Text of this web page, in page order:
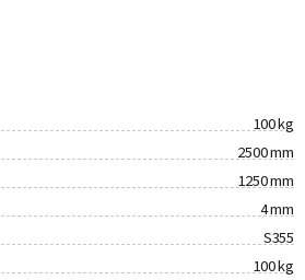
100 kg
2500 mm
1250 mm
4 mm
S355
100 kg